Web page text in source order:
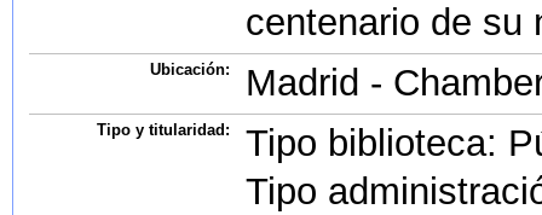
centenario de su
Ubicación: Madrid -
Tipo y titularidad:
Tipo biblioteca:
Tipo